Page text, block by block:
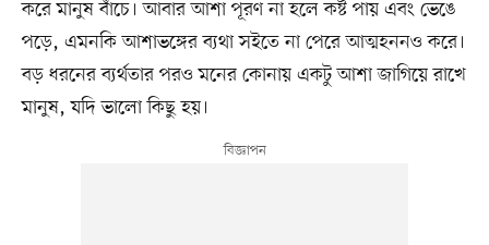
করে মানুষ বাঁচে। আবার আশা পূরণ না হলে কষ্ট পায় এবং ভেঙে
পড়ে, এমনকি আশাভঙ্গের ব্যথা সইতে না পেরে আত্মহননও করে।
বড় ধরনের ব্যর্থতার পরও মনের কোনায় একটু আশা জাগিয়ে রাখে
মানুষ, যদি ভালো কিছু হয়।